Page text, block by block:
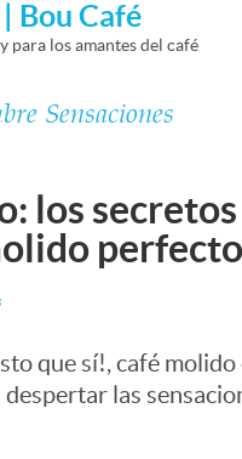
Bou Café
para los amantes del café
Sensaciones
los
perfecto
que sí!, café
las